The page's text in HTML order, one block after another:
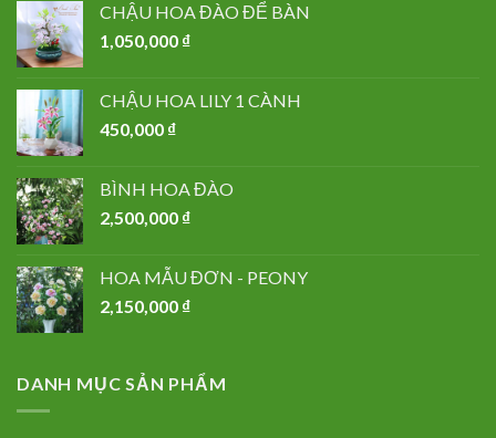
CHẬU HOA ĐÀO ĐỂ BÀN
1,050,000 ₫
CHẬU HOA LILY 1 CÀNH
450,000 ₫
BÌNH HOA ĐÀO
2,500,000 ₫
HOA MẪU ĐƠN - PEONY
2,150,000 ₫
DANH MỤC SẢN PHẨM